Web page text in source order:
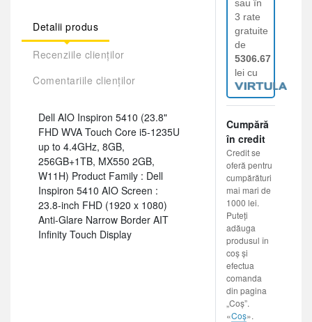
Detalii produs
Recenziile clienților
Comentariile clienților
Dell AIO Inspiron 5410 (23.8"
FHD WVA Touch Core i5-1235U
up to 4.4GHz, 8GB,
256GB+1TB, MX550 2GB,
W11H) Product Family : Dell
Inspiron 5410 AIO Screen :
23.8-inch FHD (1920 x 1080)
Anti-Glare Narrow Border AIT
Infinity Touch Display
sau în
3 rate
gratuite
de
5306.67
lei cu
Cumpără
în credit
Credit se
oferă pentru
cumpărături
mai mari de
1000 lei.
Puteți
adăuga
produsul în
coș și
efectua
comanda
din pagina
„Coș”.
«Coș».